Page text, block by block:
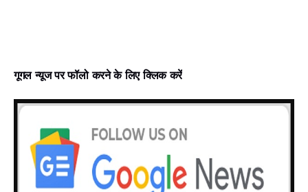
गूगल न्‍यूज पर फॉलो करने के लिए क्लिक करें